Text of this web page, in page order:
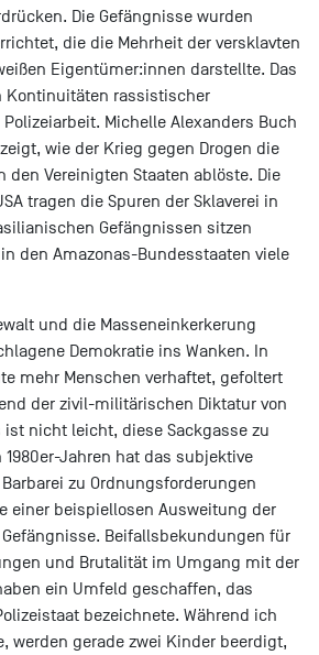
Die Gefängnisse wurden
die die Mehrheit der versklavten
Eigentümer:innen darstellte. Das
rassistischer
Michelle Alexanders Buch
wie der Krieg gegen Drogen die
den Vereinigten Staaten ablöste. Die
tragen die Spuren der Sklaverei in
Gefängnissen sitzen
den Amazonas-Bundesstaaten viele
und die Masseneinkerkerung
Demokratie ins Wanken. In
mehr Menschen verhaftet, gefoltert
der zivil-militärischen Diktatur von
ist nicht leicht, diese Sackgasse zu
Jahren hat das subjektive
zu Ordnungsforderungen
einer beispiellosen Ausweitung der
Beifallsbekundungen für
und Brutalität im Umgang mit der
ein Umfeld geschaffen, das
bezeichnete. Während ich
werden gerade zwei Kinder beerdigt,